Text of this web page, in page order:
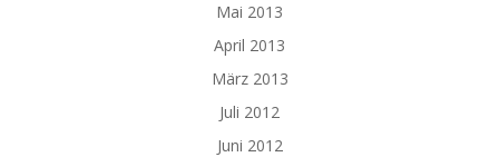
Mai 2013
April 2013
März 2013
Juli 2012
Juni 2012